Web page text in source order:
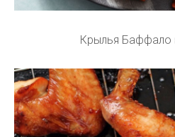
Крылья Баффало